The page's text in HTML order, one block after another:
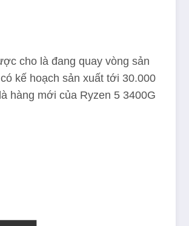
cho là đang quay vòng sản
kế hoạch sản xuất tới 30.000
hàng mới của Ryzen 5 3400G